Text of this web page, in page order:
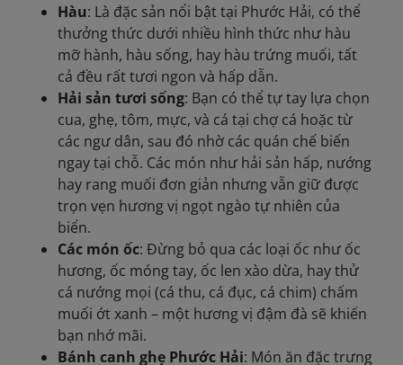
Hàu: Là đặc sản nổi bật tại Phước Hải, có thể
thưởng thức dưới nhiều hình thức như hàu
mỡ hành, hàu sống, hay hàu trứng muối, tất
cả đều rất tươi ngon và hấp dẫn.
Hải sản tươi sống: Bạn có thể tự tay lựa chọn
cua, ghẹ, tôm, mực, và cá tại chợ cá hoặc từ
các ngư dân, sau đó nhờ các quán chế biến
ngay tại chỗ. Các món như hải sản hấp, nướng
hay rang muối đơn giản nhưng vẫn giữ được
trọn vẹn hương vị ngọt ngào tự nhiên của
biển.
Các món ốc: Đừng bỏ qua các loại ốc như ốc
hương, ốc móng tay, ốc len xào dừa, hay thử
cá nướng mọi (cá thu, cá đục, cá chim) chấm
muối ớt xanh – một hương vị đậm đà sẽ khiến
bạn nhớ mãi.
Bánh canh ghẹ Phước Hải: Món ăn đặc trưng